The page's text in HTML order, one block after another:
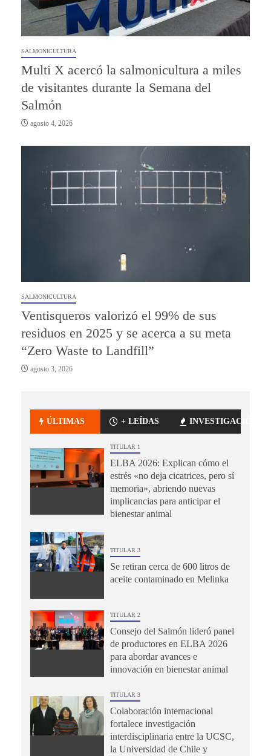
SALMONICULTURA
Multi X acercó la salmonicultura a miles
de visitantes durante la Semana del
Salmón
agosto 4, 2026
SALMONICULTURA
Ventisqueros valorizó el 99% de sus
residuos en 2025 y se acerca a su meta
“Zero Waste to Landfill”
agosto 3, 2026
ÚLTIMAS + LEÍDAS INVESTIGACIÓN
TITULAR 1
ELBA 2026: Explican cómo el
estrés «no deja cicatrices, pero sí
memoria», abriendo nuevas
implicancias para anticipar el
bienestar animal
TITULAR 3
Se retiran cerca de 600 litros de
aceite contaminado en Melinka
TITULAR 2
Consejo del Salmón lideró panel
de productores en ELBA 2026
para abordar avances e
innovación en bienestar animal
TITULAR 3
Colaboración internacional
fortalece investigación
interdisciplinaria entre la UCSC,
la Universidad de Chile y